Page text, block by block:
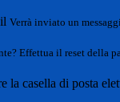
Verrà inviato un
Effettua il reset della
la casella di posta